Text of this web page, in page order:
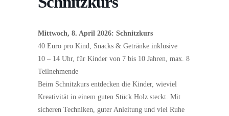
Mittwoch, 8. April 2026: Schnitzkurs
40 Euro pro Kind, Snacks & Getränke inklusive
10 – 14 Uhr, für Kinder von 7 bis 10 Jahren, max. 8
Teilnehmende
Beim Schnitzkurs entdecken die Kinder, wieviel
Kreativität in einem guten Stück Holz steckt. Mit
sicheren Techniken, guter Anleitung und viel Ruhe